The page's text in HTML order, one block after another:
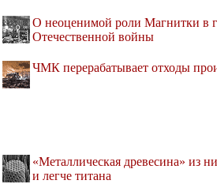
О неоценимой роли Магнитки в
Отечественной войны
ЧМК перерабатывает отходы
«Металлическая древесина» из
и легче титана